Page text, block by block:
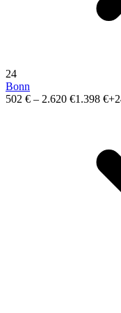
24
Bonn
502 € – 2.620 €1.398 €